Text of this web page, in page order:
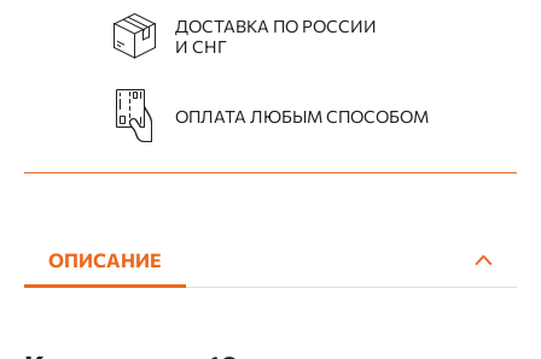
ДОСТАВКА ПО РОССИИ
И СНГ
ОПЛАТА ЛЮБЫМ СПОСОБОМ
ОПИСАНИЕ